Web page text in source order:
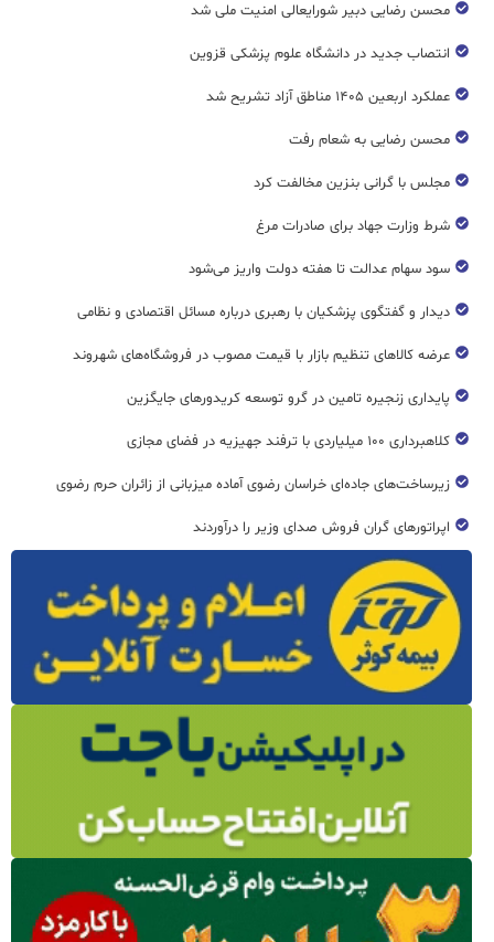
محسن رضایی دبیر شورایعالی امنیت ملی شد
انتصاب جدید در دانشگاه علوم پزشکی قزوین
عملکرد اربعین ۱۴۰۵ مناطق آزاد تشریح شد
محسن رضایی به شعام رفت
مجلس با گرانی بنزین مخالفت کرد
شرط وزارت جهاد برای صادرات مرغ
سود سهام عدالت تا هفته دولت واریز می‌شود
دیدار و گفتگوی پزشکیان با رهبری درباره مسائل اقتصادی و نظامی
عرضه کالاهای تنظیم بازار با قیمت مصوب در فروشگاه‌های شهروند
پایداری زنجیره تامین در گرو توسعه کریدورهای جایگزین
کلاهبرداری ۱۰۰ میلیاردی با ترفند جهیزیه در فضای مجازی
زیرساخت‌های جاده‌ای خراسان رضوی آماده میزبانی از زائران حرم رضوی
اپراتورهای گران فروش صدای وزیر را درآوردند